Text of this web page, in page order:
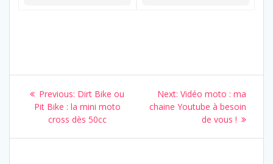
Navigation
l’article
Previous: Previous
post:
Dirt Bike ou
Pit Bike : la mini moto
cross dès 50cc
Next: Next
post:
Vidéo moto : ma
chaine Youtube à besoin
de vous !